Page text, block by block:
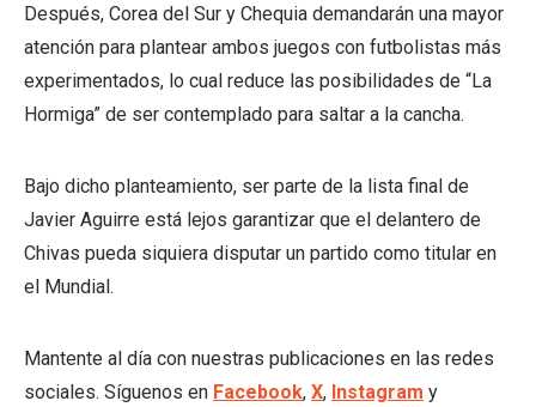
Después, Corea del Sur y Chequia demandarán una mayor
atención para plantear ambos juegos con futbolistas más
experimentados, lo cual reduce las posibilidades de “La
Hormiga” de ser contemplado para saltar a la cancha.
Bajo dicho planteamiento, ser parte de la lista final de
Javier Aguirre está lejos garantizar que el delantero de
Chivas pueda siquiera disputar un partido como titular en
el Mundial.
Mantente al día con nuestras publicaciones en las redes
sociales. Síguenos en Facebook, X, Instagram y